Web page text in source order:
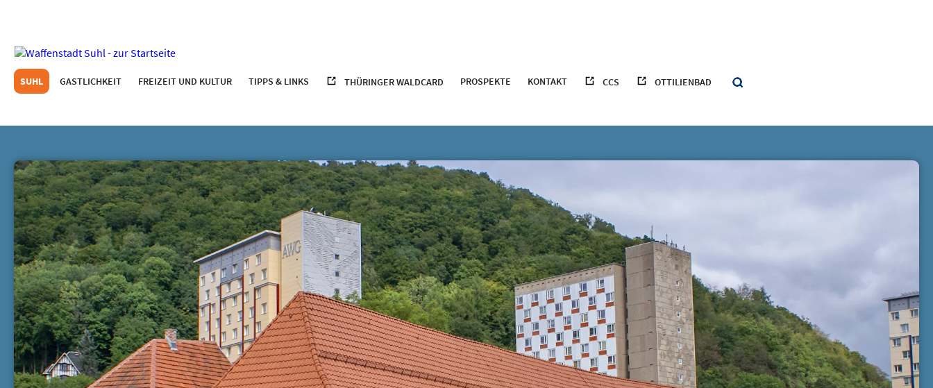
SUHL GASTLICHKEIT FREIZEIT UND KULTUR TIPPS & LINKS THÜRINGER WALDCARD PROSPEKTE KONTAKT CCS OTTILIENBAD